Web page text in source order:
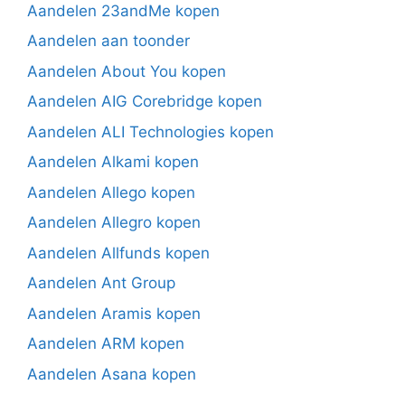
Aandelen 23andMe kopen
Aandelen aan toonder
Aandelen About You kopen
Aandelen AIG Corebridge kopen
Aandelen ALI Technologies kopen
Aandelen Alkami kopen
Aandelen Allego kopen
Aandelen Allegro kopen
Aandelen Allfunds kopen
Aandelen Ant Group
Aandelen Aramis kopen
Aandelen ARM kopen
Aandelen Asana kopen